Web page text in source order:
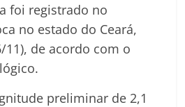
foi registrado no
no estado do Ceará,
de acordo com o
preliminar de 2,1